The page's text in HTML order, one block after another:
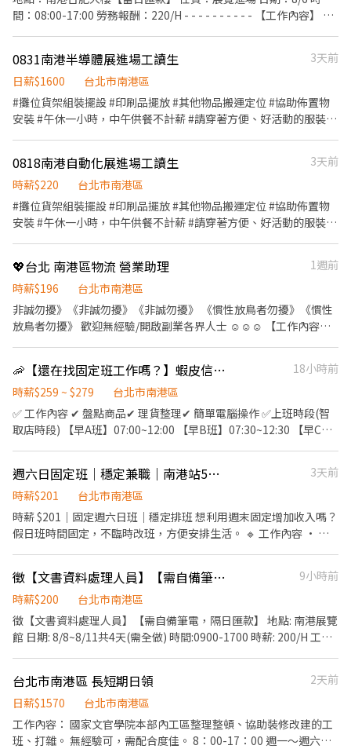
台北市信義區市府路45號 台北夢廣場店📍台北市信義區松高路11號
三段174號 台北動物園三店📍台北市文山區新光路二段30號 .˚⊹ ⁺‧
【超級亮點】 ‧⁺ ⊹˚. 💼 勞保・勞退・團保 ⛽ 汽機車油資補貼 🔧 汽
機車修繕補貼 🤝 推薦好友獎金 $600/人 📆 國定假日上班享雙倍薪資
💥 .˚⊹ ⁺‧ 【 想聯繫我】 ‧⁺ ⊹˚. ☝️ 點選【立即應徵】我會速度回覆
你！ ✌️ 或加入 🅻🅸🅽🅴：https://lin.ee/8rsUSDv 🤟 留言「姓名＋
電話＋截圖職缺」就能聯繫上～ 若想參考其他職缺，可以到我的
Threads，看更多更多的職缺喔♬ My Threads：tsaipei_ruby
https://reurl.cc/7b2vad 別害羞❌別害怕❌找工作聯繫我⭕
欄位（身分證/詳細地址）錄取前皆可先不填！ ➋加入留言： 👉
https://lin.ee/OBnhVN5 私訊留下 ⌜姓名+電話 +應徵蝦皮外送」💥
調薪！ ▪加班費5分鐘為單位計算！ ▪介紹親朋好友入職，期滿可
獲得3,000～5,000元獎金！ ⭕基本保障 ①加班費(以5分鐘為單位計
算) ②勞保、健保、意外險 ③每月提撥勞工退休新制6% ④特休按照
勞基法規定 ⑤颱風天出勤津貼 ⑥員工用餐折扣 ⑦提供員工制服 ⑧
現場活動支援與秩序維護。 • 闖關遊戲說明及民眾互動。 • 引導
參加者排隊及完成活動。 • 活動道具整理與機動支援。 • 協助進
互動。 • 可配合長時間站立及現場走動。 • 有活動執行、展場或
遊戲關主經驗者優先。 • 能完整配合四天工作者優先錄取。 工作福
況安排輪休，每次約 10 分鐘。 應徵資料 • 可配合的工作日期。 •
過往活動、展場或工讀經驗。 • 個人近期生活照。 • 是否可完整
配合 8/13 教育訓練及 8/14－8/16 活動執行。
間：08:00-17:00 勞務報酬：220/H - - - - - - - - - - 【工作內容】 •
布鞋、工作手套。 📌 工作時間依照現場狀況調整，可能提早或延後
結束，須可配合現場異動，依照實際時間計薪 （勞務報酬220/hr，
用餐休息1小時不計薪/供餐） ⚠️本次工作仍須視業主最終需求及現
場狀況調整，如因業主取消、天候、不可歸責於本公司之因素導致
0831南港半導體展進場工讀生
3天前
日薪$1600
台北市南港區
#攤位貨架組裝擺設 #印刷品擺放 #其他物品搬運定位 #協助佈置物
安裝 #午休一小時，中午供餐不計薪 #請穿著方便、好活動的服裝 #
0818南港自動化展進場工讀生
3天前
時薪$220
台北市南港區
#攤位貨架組裝擺設 #印刷品擺放 #其他物品搬運定位 #協助佈置物
安裝 #午休一小時，中午供餐不計薪 #請穿著方便、好活動的服裝 #
💖台北 南港區物流 營業助理
1週前
時薪$196
台北市南港區
非誠勿擾》《非誠勿擾》《非誠勿擾》 《慣性放鳥者勿擾》《慣性
放鳥者勿擾》 歡迎無經驗/開啟副業各界人士 ☺☺☺ 【工作內容】
🦐【還在找固定班工作嗎？】蝦皮信義區智取門市招募中｜友善環境・穩定收入✨
18小時前
時薪$259 ~ $279
台北市南港區
✅ 工作內容 ✔ 盤點商品✔ 理貨整理✔ 簡單電腦操作 ✅上班時段(智
取店時段) 【早A班】07:00~12:00 【早B班】07:30~12:30 【早C
23:30~03:30 【假日早班】07:00-12:00 【假日晚班】17:30-23:30
智取店工作地點： 信義中全 虎林街.號 信義景聯 吳興街.號 信義松山
松山路.號 信義嘉興 嘉興街.號 信義忠孝 忠孝東路五段.號 信義象山
信義路六段.號1樓 信義吳興二吳興街.號1樓 -------------------------
人店工作地點： 信義虎林店 虎林街.號1樓 信義吳興店 吳興街.號1樓
✅ 應徵方式: 請截圖此職缺資訊，並提供以下資料，方便我們盡快為
0979661360 ✎ 聯絡方式 :0979-661-360（聯繫：茜茜 ʚɞ）
週六日固定班｜穩定兼職｜南港站5分鐘
3天前
時薪$201
台北市南港區
時薪 $201｜固定週六日班｜穩定排班 想利用週末固定增加收入嗎？
假日班時間固定，不臨時改班，方便安排生活。 🔹 工作內容 • 收
定週末工讀 ✔ 可長期配合者 👉 本職缺重視出勤穩定度，請確認可
固定配合再投遞。
徵【文書資料處理人員】【需自備筆電，隔日匯款】
9小時前
時薪$200
台北市南港區
徵【文書資料處理人員】【需自備筆電，隔日匯款】 地點: 南港展覽
館 日期: 8/8~8/11共4天(需全做) 時間:0900-1700 時薪: 200/H 工作
項必看】 * 工作時間禁止滑手機、抽菸、吃檳榔...等不適宜行為 * 錄
取後無故曠職者列入黑名單 * 雙方雇傭關係，從完成現場報到手續
後開始生效 -------- 【報名方式】 1.【文書資料處理】+日期
台北市南港區 長短期日領
2天前
日薪$1570
台北市南港區
工作內容： 國家文官學院本部內工區整理整頓、協助裝修改建的工
班、打雜。 無經驗可，需配合度佳。 8：00-17：00 週一～週六都